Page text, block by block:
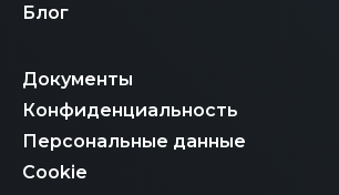
Блог
Документы
Конфиденциальность
Персональные данные
Cookie